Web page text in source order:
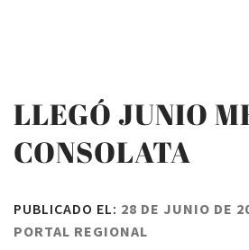
LLEGÓ JUNIO
CONSOLATA
PUBLICADO EL: 28 DE JUNIO DE
PORTAL REGIONAL